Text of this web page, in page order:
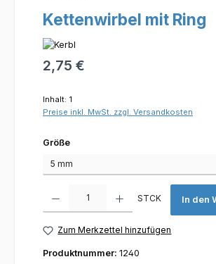
Kettenwirbel mit Ring
Regulärer Preis:
2,75 €
Inhalt: 1
Preise inkl. MwSt. zzgl. Versandkosten
Größeauswählen
STCK In den
Zum Merkzettel hinzufügen
Produktnummer: 1240